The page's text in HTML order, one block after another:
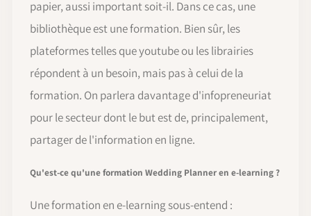
papier, aussi important soit-il. Dans ce cas, une
bibliothèque est une formation. Bien sûr, les
plateformes telles que youtube ou les librairies
répondent à un besoin, mais pas à celui de la
formation. On parlera davantage d'infopreneuriat
pour le secteur dont le but est de, principalement,
partager de l'information en ligne.
Qu'est-ce qu'une formation Wedding Planner en e-learning ?
Une formation en e-learning sous-entend :